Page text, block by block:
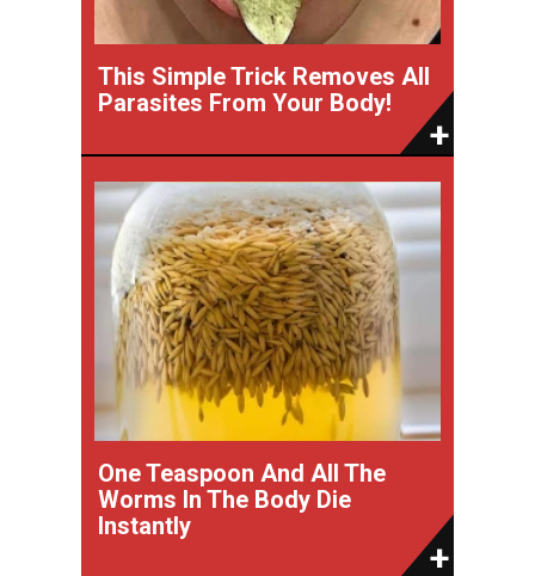
This Simple Trick Removes All
Parasites From Your Body!
One Teaspoon And All The
Worms In The Body Die
Instantly